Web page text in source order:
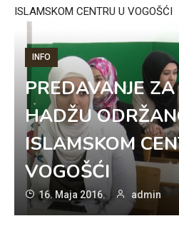
ISLAMSKOM CENTRU U VOGOŠĆI
INFO
PREDAVANJE
HADŽU
ISLAMSKOM
VOGOŠĆI
16. Maja 2016. admin